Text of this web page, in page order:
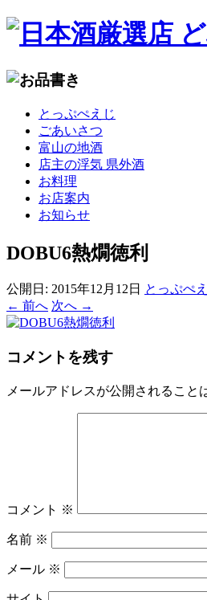
とっぷぺえじ
ごあいさつ
富山の地酒
店主の浮気 県外酒
お料理
お店案内
お知らせ
DOBU6熱燗徳利
公開日: 2015年12月12日 とっぷぺ
← 前へ 次へ →
コメントを残す
メールアドレスが公開されること
コメント ※
名前 ※
メール ※